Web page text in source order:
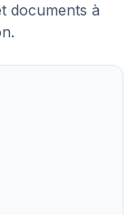
documents à